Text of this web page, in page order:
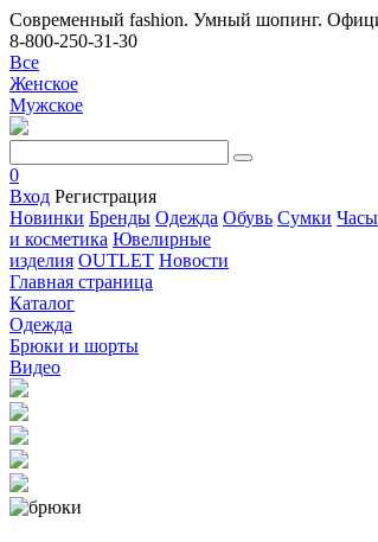
Современный fashion. Умный шопинг.
8-800-250-31-30
Все
Женское
Мужское
0
Вход Регистрация
Новинки Бренды Одежда Обувь Сумки Часы
и косметика Ювелирные
изделия OUTLET Новости
Главная страница
Каталог
Одежда
Брюки и шорты
Видео